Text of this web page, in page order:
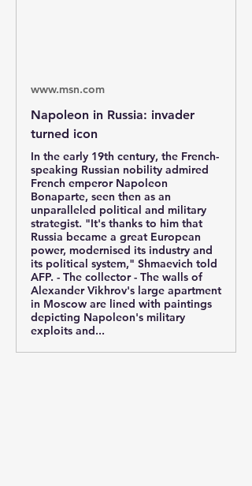
www.msn.com
Napoleon in Russia: invader
turned icon
In the early 19th century, the French-
speaking Russian nobility admired
French emperor Napoleon
Bonaparte, seen then as an
unparalleled political and military
strategist. "It's thanks to him that
Russia became a great European
power, modernised its industry and
its political system," Shmaevich told
AFP. - The collector - The walls of
Alexander Vikhrov's large apartment
in Moscow are lined with paintings
depicting Napoleon's military
exploits and...